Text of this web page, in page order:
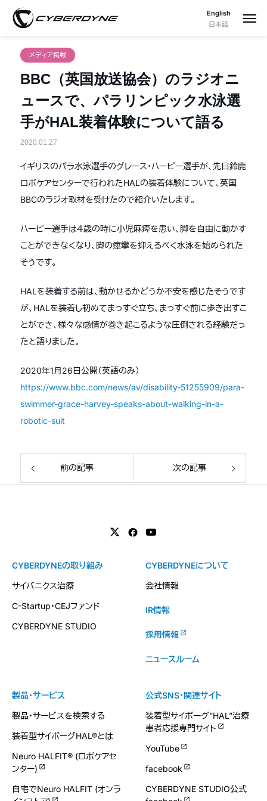
English
日本語
メディア掲載
BBC（英国放送協会）のラジオニ
ュースで、パラリンピック水泳選
手がHAL装着体験について語る
2020.01.27
イギリスのパラ水泳選手のグレース・ハービー選手が、先日鈴鹿
ロボケアセンターで行われたHALの装着体験について、英国
BBCのラジオ取材を受けたので紹介いたします。
ハービー選手は４歳の時に小児麻痺を患い、脚を自由に動かす
ことができなくなり、脚の痙攣を抑えるべく水泳を始められた
そうです。
HALを装着する前は、動かせるかどうか不安を感じたそうです
が、HALを装着し初めてまっすぐ立ち、まっすぐ前に歩き出すこ
とができ、様々な感情が巻き起こるような圧倒される経験だっ
たと語りました。
2020年1月26日公開（英語のみ）
https://www.bbc.com/news/av/disability-51255909/para-
swimmer-grace-harvey-speaks-about-walking-in-a-
robotic-suit
前の記事 次の記事
製品・サービス
製品・サービスを検索する
装着型サイボーグHAL®とは
Neuro HALFIT® (ロボケアセ
ンター)
自宅でNeuro HALFIT (オンラ
CYBERDYNEの取り組み
サイバニクス治療
C-Startup・CEJファンド
CYBERDYNE STUDIO
CYBERDYNEについて
会社情報
IR情報
採用情報
ニュースルーム
公式SNS・関連サイト
装着型サイボーグ”HAL”治療
患者応援専門サイト
YouTube
facebook
CYBERDYNE STUDIO公式